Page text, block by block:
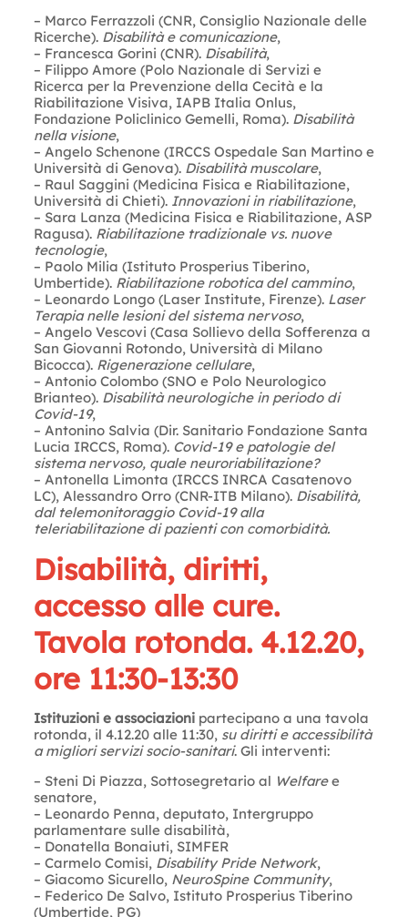
– Marco Ferrazzoli (CNR, Consiglio Nazionale delle
Ricerche). Disabilità e comunicazione,
– Francesca Gorini (CNR). Disabilità,
– Filippo Amore (Polo Nazionale di Servizi e
Ricerca per la Prevenzione della Cecità e la
Riabilitazione Visiva, IAPB Italia Onlus,
Fondazione Policlinico Gemelli, Roma). Disabilità
nella visione,
– Angelo Schenone (IRCCS Ospedale San Martino e
Università di Genova). Disabilità muscolare,
– Raul Saggini (Medicina Fisica e Riabilitazione,
Università di Chieti). Innovazioni in riabilitazione,
– Sara Lanza (Medicina Fisica e Riabilitazione, ASP
Ragusa). Riabilitazione tradizionale vs. nuove
tecnologie,
– Paolo Milia (Istituto Prosperius Tiberino,
Umbertide). Riabilitazione robotica del cammino,
– Leonardo Longo (Laser Institute, Firenze). Laser
Terapia nelle lesioni del sistema nervoso,
– Angelo Vescovi (Casa Sollievo della Sofferenza a
San Giovanni Rotondo, Università di Milano
Bicocca). Rigenerazione cellulare,
– Antonio Colombo (SNO e Polo Neurologico
Brianteo). Disabilità neurologiche in periodo di
Covid-19,
– Antonino Salvia (Dir. Sanitario Fondazione Santa
Lucia IRCCS, Roma). Covid-19 e patologie del
sistema nervoso, quale neuroriabilitazione?
– Antonella Limonta (IRCCS INRCA Casatenovo
LC), Alessandro Orro (CNR-ITB Milano). Disabilità,
dal telemonitoraggio Covid-19 alla
teleriabilitazione di pazienti con comorbidità.
Disabilità, diritti,
accesso alle cure.
Tavola rotonda. 4.12.20,
ore 11:30-13:30
Istituzioni e associazioni partecipano a una tavola
rotonda, il 4.12.20 alle 11:30, su diritti e accessibilità
a migliori servizi socio-sanitari. Gli interventi:
– Steni Di Piazza, Sottosegretario al Welfaree
senatore,
– Leonardo Penna, deputato, Intergruppo
parlamentare sulle disabilità,
– Donatella Bonaiuti, SIMFER
– Carmelo Comisi, Disability Pride Network,
– Giacomo Sicurello, NeuroSpine Community,
– Federico De Salvo, Istituto Prosperius Tiberino
(Umbertide, PG)